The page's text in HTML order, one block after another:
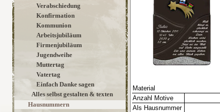
Verabschiedung
Konfirmation
Kommunion
Arbeitsjubiläum
Firmenjubiläum
Jugendweihe
Muttertag
Vatertag
Einfach Danke sagen
Alles selbst gestalten & texten
Hausnummern
Material
Anzahl Motive
Als Hausnummer